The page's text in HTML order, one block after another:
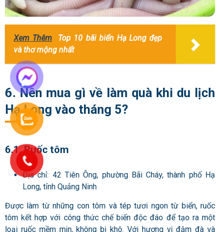
Xem Thêm
Top 10 bãi biển Hạ Long đẹp
và thơ mộng nhất
6. Nên mua gì về làm quà khi du lịch
Hạ Long vào tháng 5?
6.1. Ruốc tôm
Địa chỉ: 42 Tiên Ông, phường Bãi Cháy, thành phố Hạ
Long, tỉnh Quảng Ninh
Được làm từ những con tôm và tép tươi ngon từ biển, ruốc
tôm kết hợp với công thức chế biến độc đáo để tạo ra một
loại ruốc mềm mịn, không bị khô. Với hương vị đậm đà và